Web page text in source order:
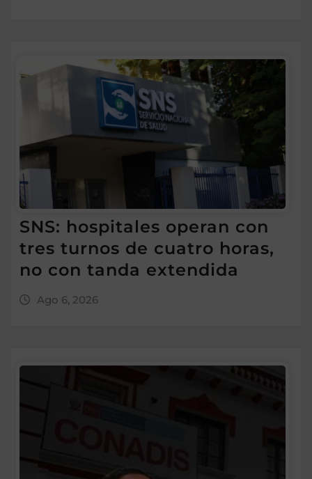
SNS: hospitales operan con
tres turnos de cuatro horas,
no con tanda extendida
Ago 6, 2026